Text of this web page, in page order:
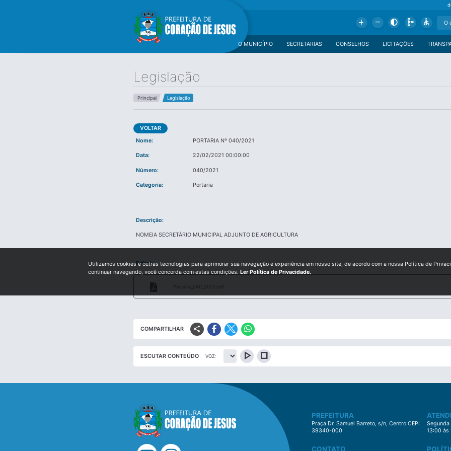
Add Remove Contrast Schema Accessible
LICITAÇÕES
CONSELHOS
SECRETARIAS
O MUNICÍPIO
Legislação
Principal Legislação
VOLTAR
Nome:
PORTARIA Nº 040/2021
Data: 22/02/2021 00:00:00
Número: 040/2021
Categoria: Portaria
Descrição:
NOMEIA SECRETÁRIO MUNICIPAL ADJUNTO DE AGRICULTURA
Edital:
Portaria_040_2021.pdf
COMPARTILHAR share
ESCUTAR CONTEÚDO VOZ: play_arrow stop
PREFEITURA
Praça Dr. Samuel Barreto, s/n, Centro CEP:
39340-000
Segunda
13:00 às
CONTATO
Utilizamos cookies e outras tecnologias para aprimorar sua navegação e experiência em nosso site, de acordo com a nossa Política de
continuar navegando, você concorda com estas condições. Ler Política de Privacidade.